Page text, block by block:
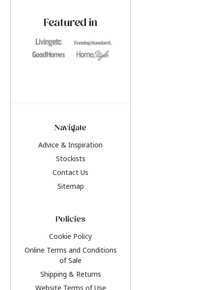
Featured in
Navigate
Advice & Inspiration
Stockists
Contact Us
Sitemap
Policies
Cookie Policy
Online Terms and Conditions
of Sale
Shipping & Returns
Website Terms of Use